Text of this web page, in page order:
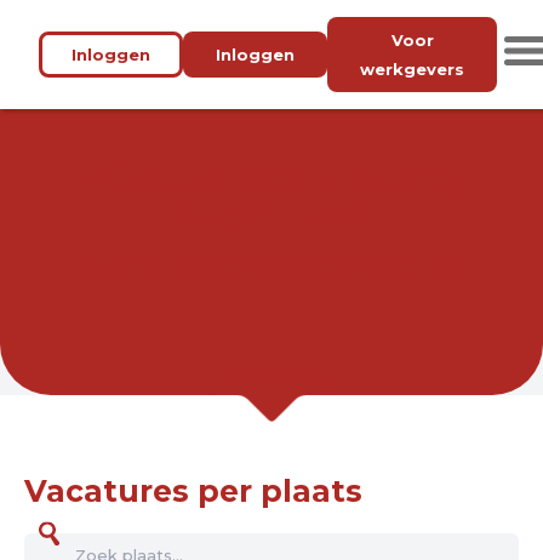
Inloggen Inloggen
Voor
werkgevers
Vacatures per plaats